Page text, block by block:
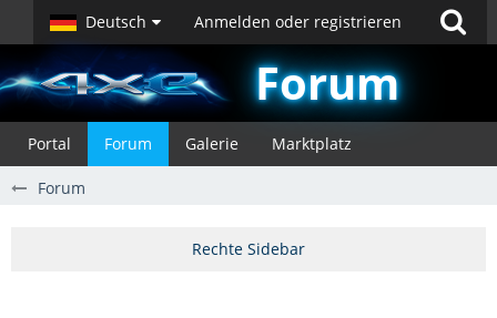
Deutsch Anmelden oder registrieren
Forum
Portal Forum Galerie Marktplatz
Forum